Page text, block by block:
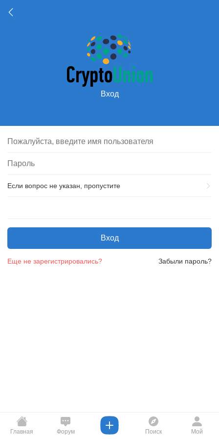
Вход
Если вопрос не указан, пропустите
Вход
Забыли пароль?
Еще не зарегистрировались?
Главная Форум Поиск Мой